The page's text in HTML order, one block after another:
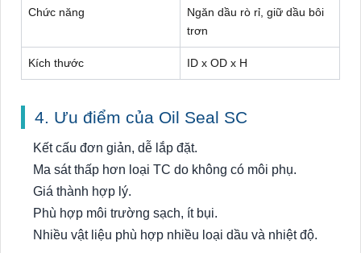
Chức năng
Ngăn dầu rò rỉ, giữ dầu bôi
trơn
Kích thước ID x OD x H
4. Ưu điểm của Oil Seal SC
Kết cấu đơn giản, dễ lắp đặt.
Ma sát thấp hơn loại TC do không có môi phụ.
Giá thành hợp lý.
Phù hợp môi trường sạch, ít bụi.
Nhiều vật liệu phù hợp nhiều loại dầu và nhiệt độ.